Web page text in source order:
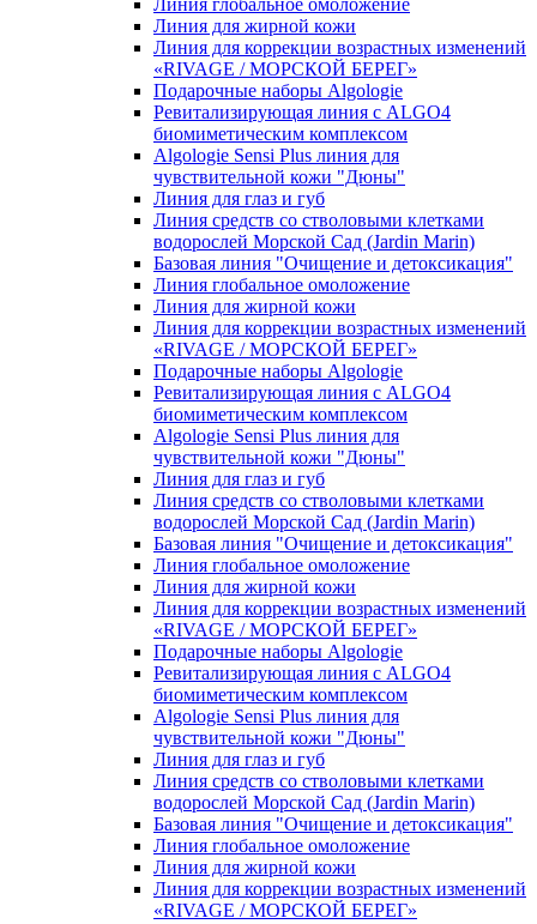
Линия глобальное омоложение
Линия для жирной кожи
Линия для коррекции возрастных изменений
«RIVAGE / МОРСКОЙ БЕРЕГ»
Подарочные наборы Algologie
Ревитализирующая линия с ALGO4
биомиметическим комплексом
Algologie Sensi Plus линия для
чувcтвительной кожи "Дюны"
Линия для глаз и губ
Линия средств со стволовыми клетками
водорослей Морской Сад (Jardin Marin)
Базовая линия "Очищение и детоксикация"
Линия глобальное омоложение
Линия для жирной кожи
Линия для коррекции возрастных изменений
«RIVAGE / МОРСКОЙ БЕРЕГ»
Подарочные наборы Algologie
Ревитализирующая линия с ALGO4
биомиметическим комплексом
Algologie Sensi Plus линия для
чувcтвительной кожи "Дюны"
Линия для глаз и губ
Линия средств со стволовыми клетками
водорослей Морской Сад (Jardin Marin)
Базовая линия "Очищение и детоксикация"
Линия глобальное омоложение
Линия для жирной кожи
Линия для коррекции возрастных изменений
«RIVAGE / МОРСКОЙ БЕРЕГ»
Подарочные наборы Algologie
Ревитализирующая линия с ALGO4
биомиметическим комплексом
Algologie Sensi Plus линия для
чувcтвительной кожи "Дюны"
Линия для глаз и губ
Линия средств со стволовыми клетками
водорослей Морской Сад (Jardin Marin)
Базовая линия "Очищение и детоксикация"
Линия глобальное омоложение
Линия для жирной кожи
Линия для коррекции возрастных изменений
«RIVAGE / МОРСКОЙ БЕРЕГ»